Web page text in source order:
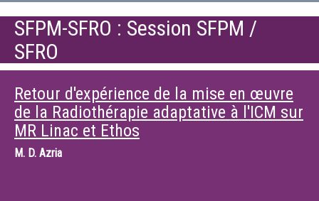
SFPM-SFRO : Session SFPM /
SFRO
Retour d'expérience de la mise en œuvre
de la Radiothérapie adaptative à l'ICM sur
MR Linac et Ethos
M. D. Azria